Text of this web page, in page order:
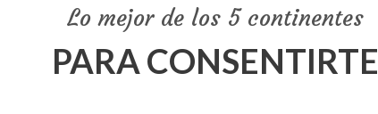
Lo mejor de los 5 continentes
PARA CONSENTIRTE